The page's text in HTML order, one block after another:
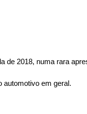
de 2018, numa rara
automotivo em geral.